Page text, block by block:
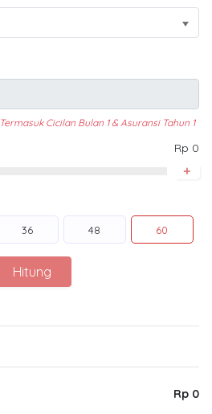
Termasuk Cicilan Bulan 1 & Asuransi Tahun 1
Rp 0
+
36 48 60
Hitung
Rp 0